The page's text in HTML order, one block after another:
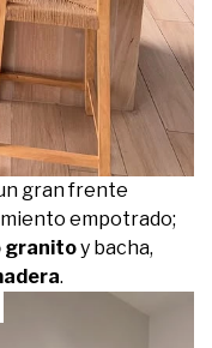
gran frente
empotrado;
granitoy bacha,
.